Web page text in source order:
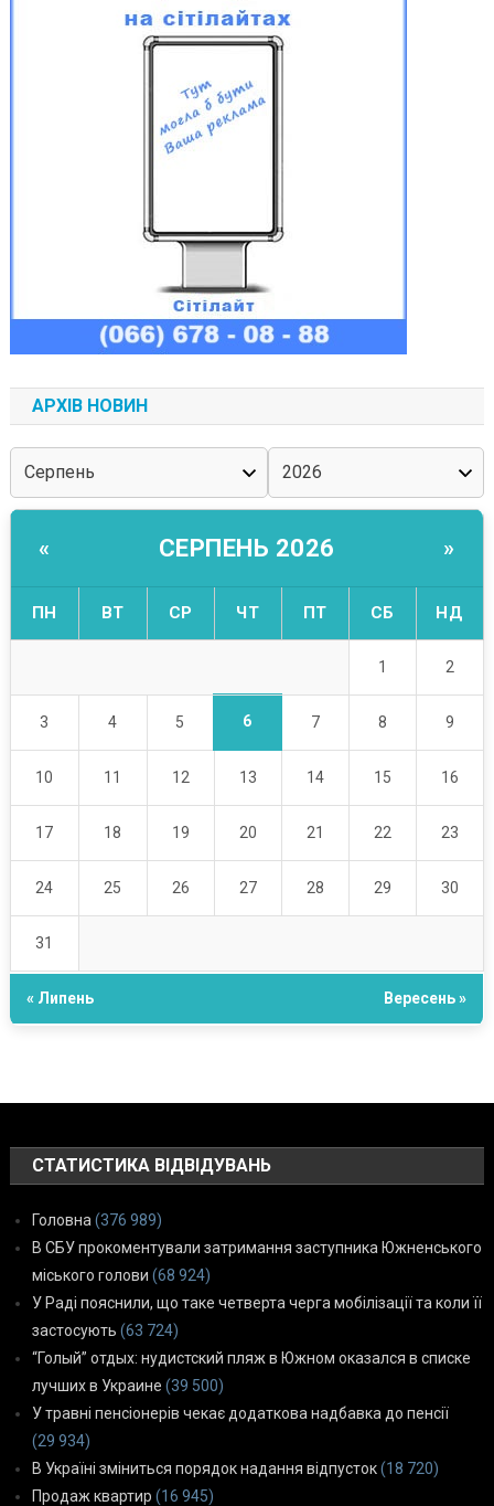
АРХІВ НОВИН
« СЕРПЕНЬ 2026 »
ПН ВТ СР ЧТ ПТ СБ НД
1 2
3 4 5 6 7 8 9
10 11 12 13 14 15 16
17 18 19 20 21 22 23
24 25 26 27 28 29 30
31
« Липень Вересень »
СТАТИСТИКА ВІДВІДУВАНЬ
Головна (376 989)
В СБУ прокоментували затримання заступника Южненського
міського голови (68 924)
У Раді пояснили, що таке четверта черга мобілізації та коли її
застосують (63 724)
“Голый” отдых: нудистский пляж в Южном оказался в списке
лучших в Украине (39 500)
У травні пенсіонерів чекає додаткова надбавка до пенсії
(29 934)
В Україні зміниться порядок надання відпусток(18 720)
Продаж квартир (16 945)